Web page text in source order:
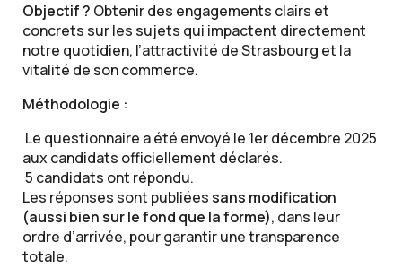
Objectif ? Obtenir des engagements clairs et
concrets sur les sujets qui impactent directement
notre quotidien, l’attractivité de Strasbourg et la
vitalité de son commerce.
Méthodologie :
Le questionnaire a été envoyé le 1er décembre 2025
aux candidats officiellement déclarés.
5 candidats ont répondu.
Les réponses sont publiéessans modification
(aussi bien sur le fond que la forme), dans leur
ordre d’arrivée, pour garantir une transparence
totale.